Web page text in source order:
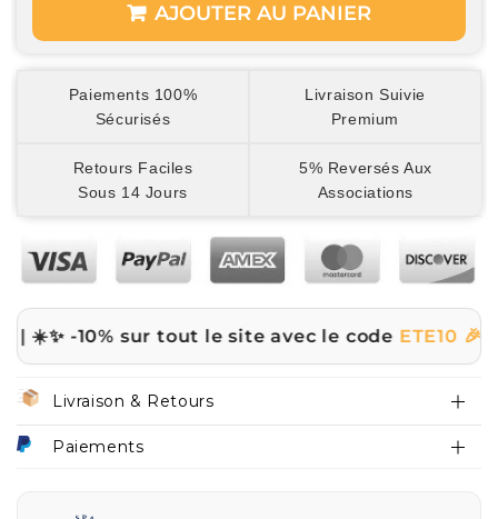
AJOUTER AU PANIER
Paiements 100%
Sécurisés
Livraison Suivie
Premium
Retours Faciles
Sous 14 Jours
5% Reversés Aux
Associations
-10% sur tout le site avec le codeETE10 🎉
Livraison & Retours
Paiements